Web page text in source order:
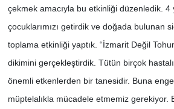
çekmek amacıyla bu etkinliği düzenledik. 4
çocuklarımızı getirdik ve doğada bulunan
toplama etkinliği yaptık. “İzmarit Değil
dikimini gerçekleştirdik. Tütün birçok
önemli etkenlerden bir tanesidir. Buna
müptelalıkla mücadele etmemiz gerekiyor.